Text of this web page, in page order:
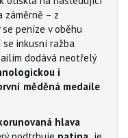
záměrně – z
peníze v oběhu
inkusní ražba
dodává neotřelý
i
měděná medaile
hlava